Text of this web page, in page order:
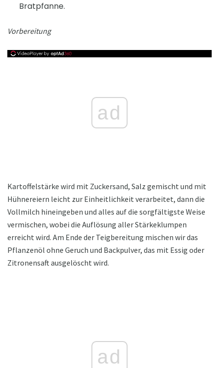
Bratpfanne.
Vorbereitung
ad
Kartoffelstärke wird mit Zuckersand, Salz gemischt und mit
Hühnereiern leicht zur Einheitlichkeit verarbeitet, dann die
Vollmilch hineingeben und alles auf die sorgfältigste Weise
vermischen, wobei die Auflösung aller Stärkeklumpen
erreicht wird. Am Ende der Teigbereitung mischen wir das
Pflanzenöl ohne Geruch und Backpulver, das mit Essig oder
Zitronensaft ausgelöscht wird.
ad